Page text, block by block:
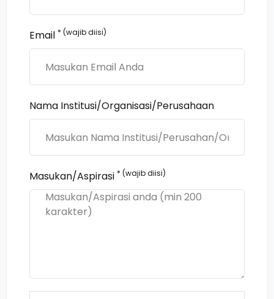
Email * (wajib diisi)
Nama Institusi/Organisasi/Perusahaan
Masukan/Aspirasi * (wajib diisi)